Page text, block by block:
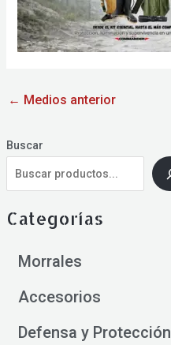
Buscar
Categorías
Morrales
Accesorios
Defensa y Protección
← Medios anterior